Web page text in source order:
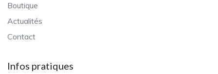
Boutique
Actualités
Contact
Infos pratiques